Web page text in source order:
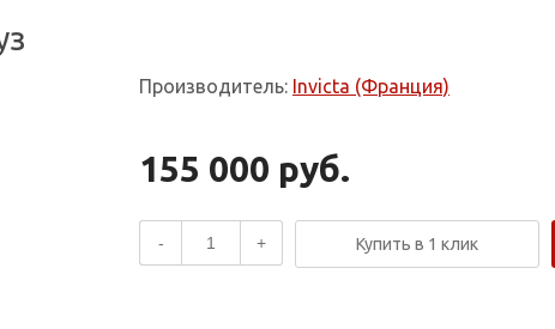
Производитель: Invicta (Франция)
155 000 руб.
- + Купить в 1 клик